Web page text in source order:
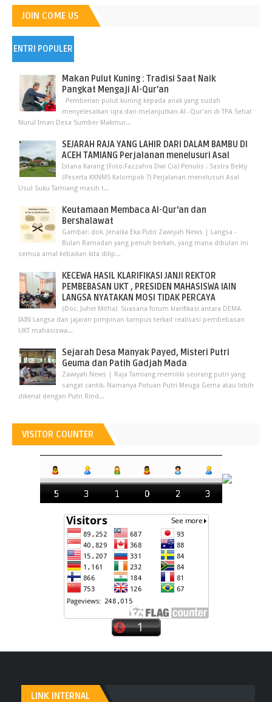
JOIN COME US
ENTRI POPULER
Makan Pulut Kuning : Tradisi Saat Naik
Pangkat Mengaji Al-Qur’an
Pemberian pulut kuning kepada anak yang sudah
menyelesaikan iqra dan melanjutkan Al -Qur'an di TPA Sehat
Nurul Iman Desa Sumber Makmur...
SEJARAH RAJA YANG LAHIR DARI DALAM BAMBU DI
ACEH TAMIANG Perjalanan menelusuri Asal
Istana Karang (Foto:Fazzahra Dwi Cia) Penulis : Sastra Bekty
(Peserta KKNMS Kelompok 7) Perjalanan menelusuri Asal
Usul Suku Tamiang masih t...
Keutamaan Membaca Al-Qur'an dan
Bershalawat
Gambar: dok. Jenaika Eka Putri Zawiyah News | Langsa -
Bulan Ramadan yang penuh berkah, yang mana dibulan ini
semua amal kebaikan kita dilip...
KECEWA HASIL KLARIFIKASI JANJI REKTOR
PEMBEBASAN UKT , PRESIDEN MAHASISWA IAIN
LANGSA NYATAKAN MOSI TIDAK PERCAYA
(Doc. Juhel Mitha) Suasana forum klarifikasi antara DEMA
IAIN Langsa dan jajaran pimpinan kampus terkait realisasi pembebasan
UKT mahasiswa...
Sejarah Desa Manyak Payed, Misteri Putri
Geuma dan Patih Gadjah Mada
Zawiyah News | Raja Tamiang memiliki seorang putri yang
sangat cantik. Namanya Potuan Putri Meuga Gema atau lebih
dikenal dengan Putri Rind...
VISITOR COUNTER
LINK INTERNAL